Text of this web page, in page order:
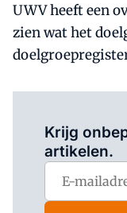
UWV heeft een
zien wat het
Krijg
artikelen.